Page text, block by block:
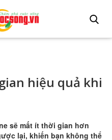
hiệu quả khi
sẽ mất ít thời gian hơn
lại, khiến bạn không thể